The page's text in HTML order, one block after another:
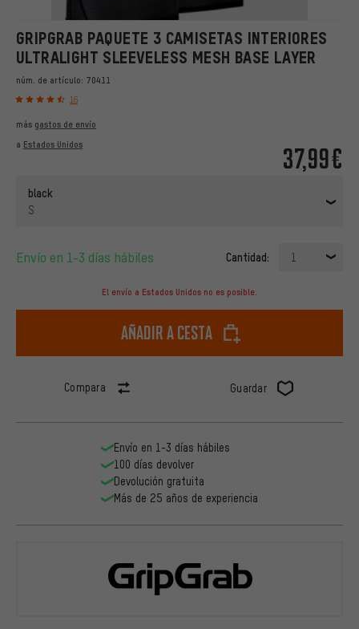
GRIPGRAB PAQUETE 3 CAMISETAS INTERIORES
ULTRALIGHT SLEEVELESS MESH BASE LAYER
núm. de artículo: 70411
16
37,99€
más gastos de envío
a Estados Unidos
black
S
Envío en 1-3 días hábiles Cantidad: 1
El envío a Estados Unidos no es posible.
Añadir a cesta
Compara Guardar
Envío en 1-3 días hábiles
100 días devolver
Devolución gratuita
Más de 25 años de experiencia
GripGrab